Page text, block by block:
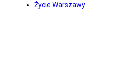
Życie Warszawy